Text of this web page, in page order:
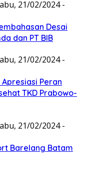
21/02/2024 -
Desai
dan PT BIB
21/02/2024 -
Peran
TKD Prabowo-
21/02/2024 -
Barelang Batam